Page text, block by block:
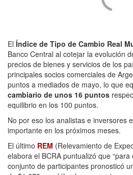
El Índice de Tipo de Cambio Real
Banco Central al cotejar la evolución
precios de bienes y servicios de los
principales socios comerciales de
puntos a mediados de mayo, lo que
cambiario de unos 16 puntos
equilibrio en los 100 puntos.
No por eso los analistas e inversores
importante en los próximos meses.
El último REM (Relevamiento de
elabora el BCRA puntualizó que
conjunto de participantes pronosticó